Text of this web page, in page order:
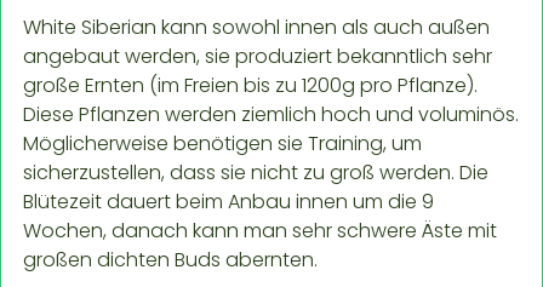
White Siberian kann sowohl innen als auch außen
angebaut werden, sie produziert bekanntlich sehr
große Ernten (im Freien bis zu 1200g pro Pflanze).
Diese Pflanzen werden ziemlich hoch und voluminös.
Möglicherweise benötigen sie Training, um
sicherzustellen, dass sie nicht zu groß werden. Die
Blütezeit dauert beim Anbau innen um die 9
Wochen, danach kann man sehr schwere Äste mit
großen dichten Buds abernten.